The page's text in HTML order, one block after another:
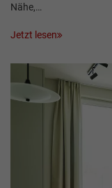
Nähe,…
Jetzt lesen